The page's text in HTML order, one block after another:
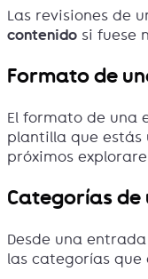
Las revisiones de
contenido si fuese
Formato de
El formato de una
plantilla que estás
próximos
Categorías de
Desde una
las categorías que